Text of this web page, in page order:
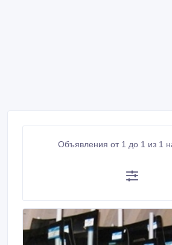
Объявления от 1 до 1 из 1